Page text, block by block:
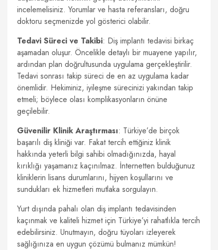
incelemelisiniz. Yorumlar ve hasta referansları, doğru
doktoru seçmenizde yol gösterici olabilir.
Tedavi Süreci ve Takibi: Diş implantı tedavisi birkaç
aşamadan oluşur. Öncelikle detaylı bir muayene yapılır,
ardından plan doğrultusunda uygulama gerçekleştirilir.
Tedavi sonrası takip süreci de en az uygulama kadar
önemlidir. Hekiminiz, iyileşme sürecinizi yakından takip
etmeli; böylece olası komplikasyonların önüne
geçilebilir.
Güvenilir Klinik Araştırması: Türkiye’de birçok
başarılı diş kliniği var. Fakat tercih ettiğiniz klinik
hakkında yeterli bilgi sahibi olmadığınızda, hayal
kırıklığı yaşamanız kaçınılmaz. İnternetten bulduğunuz
kliniklerin lisans durumlarını, hijyen koşullarını ve
sundukları ek hizmetleri mutlaka sorgulayın.
Yurt dışında pahalı olan diş implantı tedavisinden
kaçınmak ve kaliteli hizmet için Türkiye’yi rahatlıkla tercih
edebilirsiniz. Unutmayın, doğru tüyoları izleyerek
sağlığınıza en uygun çözümü bulmanız mümkün!